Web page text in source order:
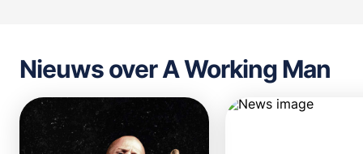
Nieuws over A Working Man